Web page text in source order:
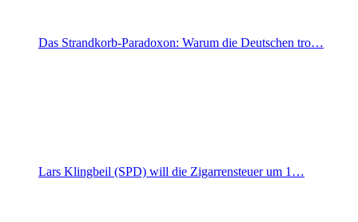
Das Strandkorb-Paradoxon: Warum die Deutschen tro…
Lars Klingbeil (SPD) will die Zigarrensteuer um 1…